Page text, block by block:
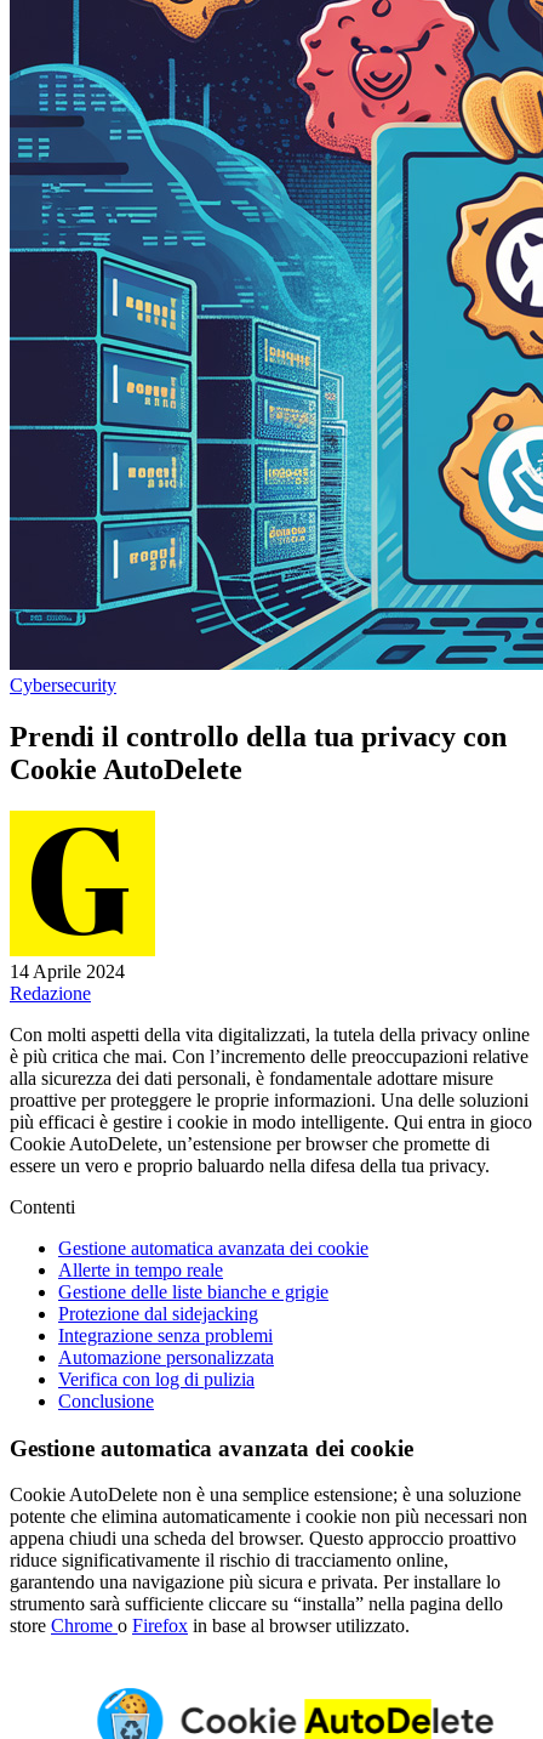
Cybersecurity
Prendi il controllo della tua privacy con
Cookie AutoDelete
14 Aprile 2024
Redazione
Con molti aspetti della vita digitalizzati, la tutela della privacy online
è più critica che mai. Con l’incremento delle preoccupazioni relative
alla sicurezza dei dati personali, è fondamentale adottare misure
proattive per proteggere le proprie informazioni. Una delle soluzioni
più efficaci è gestire i cookie in modo intelligente. Qui entra in gioco
Cookie AutoDelete, un’estensione per browser che promette di
essere un vero e proprio baluardo nella difesa della tua privacy.
Contenti
Gestione automatica avanzata dei cookie
Allerte in tempo reale
Gestione delle liste bianche e grigie
Protezione dal sidejacking
Integrazione senza problemi
Automazione personalizzata
Verifica con log di pulizia
Conclusione
Gestione automatica avanzata dei cookie
Cookie AutoDelete non è una semplice estensione; è una soluzione
potente che elimina automaticamente i cookie non più necessari non
appena chiudi una scheda del browser. Questo approccio proattivo
riduce significativamente il rischio di tracciamento online,
garantendo una navigazione più sicura e privata. Per installare lo
strumento sarà sufficiente cliccare su “installa” nella pagina dello
store Chrome o Firefox in base al browser utilizzato.